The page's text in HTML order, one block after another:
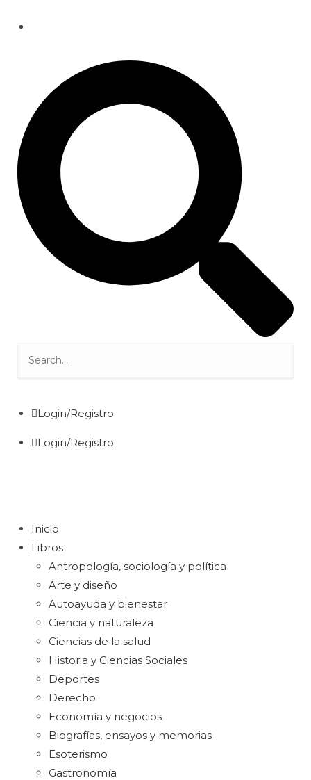
Login/Registro
Login/Registro
Inicio
Libros
Antropología, sociología y política
Arte y diseño
Autoayuda y bienestar
Ciencia y naturaleza
Ciencias de la salud
Historia y Ciencias Sociales
Deportes
Derecho
Economía y negocios
Biografías, ensayos y memorias
Esoterismo
Gastronomía